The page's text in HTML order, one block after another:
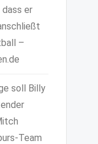
er
–
soll Billy
Team